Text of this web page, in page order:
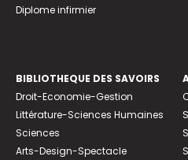
Diplome infirmier
BIBLIOTHEQUE DES SAVOIRS
Droit-Economie-Gestion
Littérature-Sciences Humaines
Sciences
Arts-Design-Spectacle